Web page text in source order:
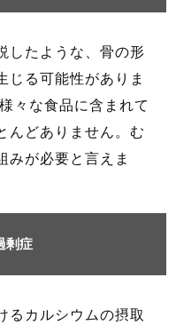
したような、骨の形
じる可能性がありま
々な食品に含まれて
んどありません。む
みが必要と言えま
剰症
るカルシウムの摂取